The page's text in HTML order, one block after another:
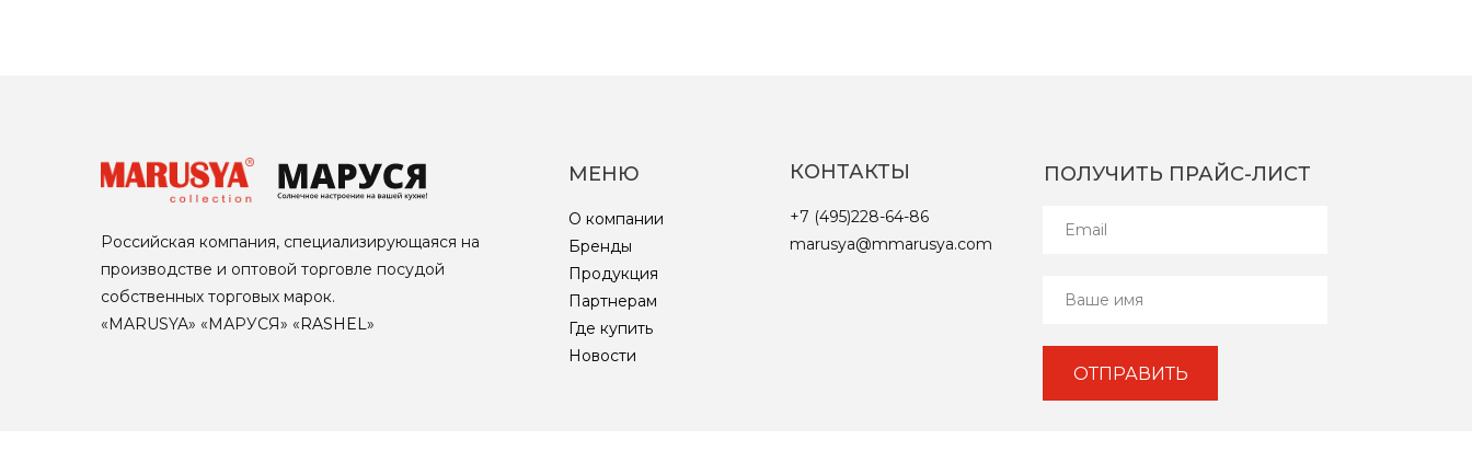
МЕНЮ
О компании
Бренды
Продукция
Партнерам
Где купить
Новости
КОНТАКТЫ
+7 (495)228-64-86
marusya@mmarusya.com
ОТПРАВИТЬ
ПОЛУЧИТЬ ПРАЙС-ЛИСТ
Российская компания, специализирующаяся на
производстве и оптовой торговле посудой
собственных торговых марок.
«MARUSYA» «МАРУСЯ» «RASHEL»